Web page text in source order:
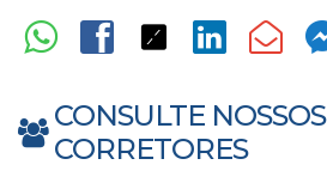
CONSULTE NOSSOS
CORRETORES